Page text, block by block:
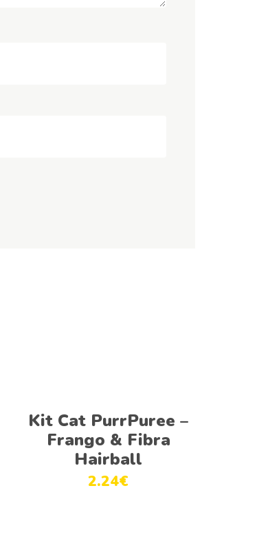
Ver opções
Kit Cat PurrPuree –
Frango & Fibra
Hairball
2.24€